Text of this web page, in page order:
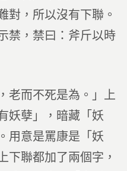
對，所以沒有下聯。
禁，禁曰：斧斤以時
老而不死是為。」上
妖孽」，暗藏「妖
用意是罵康是「妖
下聯都加了兩個字，